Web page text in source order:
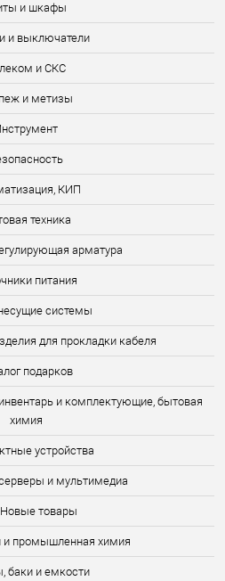
и шкафы
и выключатели
и СКС
и метизы
КИП
техника
арматура
питания
системы
для прокладки кабеля
подарков
и комплектующие, бытовая
химия
устройства
и мультимедиа
товары
и промышленная химия
баки и емкости